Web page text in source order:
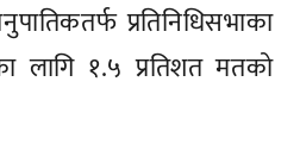
प्रतिनिधिसभाका
लागि १.५ प्रतिशत मतको